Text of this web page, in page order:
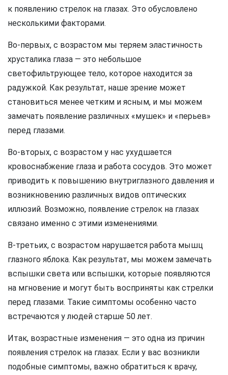
к появлению стрелок на глазах. Это обусловлено
несколькими факторами.
Во-первых, с возрастом мы теряем эластичность
хрусталика глаза — это небольшое
светофильтрующее тело, которое находится за
радужкой. Как результат, наше зрение может
становиться менее четким и ясным, и мы можем
замечать появление различных «мушек» и «перьев»
перед глазами.
Во-вторых, с возрастом у нас ухудшается
кровоснабжение глаза и работа сосудов. Это может
приводить к повышению внутриглазного давления и
возникновению различных видов оптических
иллюзий. Возможно, появление стрелок на глазах
связано именно с этими изменениями.
В-третьих, с возрастом нарушается работа мышц
глазного яблока. Как результат, мы можем замечать
вспышки света или вспышки, которые появляются
на мгновение и могут быть восприняты как стрелки
перед глазами. Такие симптомы особенно часто
встречаются у людей старше 50 лет.
Итак, возрастные изменения — это одна из причин
появления стрелок на глазах. Если у вас возникли
подобные симптомы, важно обратиться к врачу,